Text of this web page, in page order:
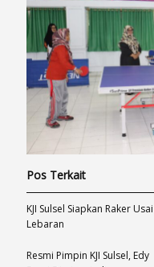
Pos Terkait
KJI Sulsel Siapkan Raker Usai
Lebaran
Resmi Pimpin KJI Sulsel, Edy